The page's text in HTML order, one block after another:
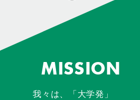
MISSION
我々は、「大学発」